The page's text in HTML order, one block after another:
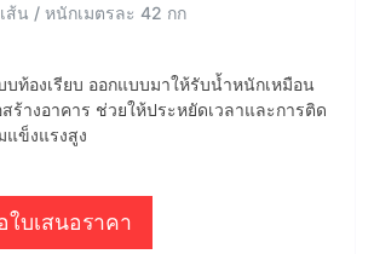
ส้น / หนักเมตรละ 42 กก
ท้องเรียบ ออกแบบมาให้รับน้ำหนักเหมือน
ร้างอาคาร ช่วยให้ประหยัดเวลาและการติด
ข็งแรงสูง
บเสนอราคา